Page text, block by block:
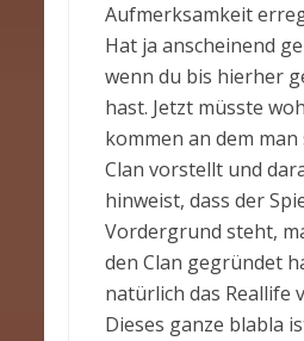
Aufmerksamkeit
Hat ja anscheinend
wenn du bis hierher
hast. Jetzt müsste
kommen an dem man
Clan vorstellt und
hinweist, dass der
Vordergrund steht,
den Clan gegründet
natürlich das Reallife
Dieses ganze blabla